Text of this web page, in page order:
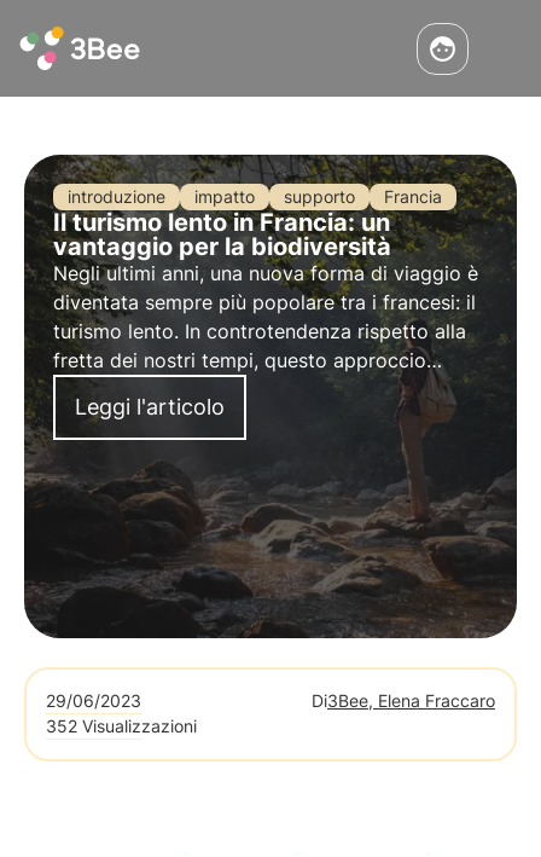
introduzione impatto supporto Francia
Il turismo lento in Francia: un
vantaggio per la biodiversità
Negli ultimi anni, una nuova forma di viaggio è
diventata sempre più popolare tra i francesi: il
turismo lento. In controtendenza rispetto alla
fretta dei nostri tempi, questo approccio
privilegia la qualità rispetto alla quantità,
l'autenticità rispetto alla standardizzazione e il
rispetto dell'ambiente rispetto al consumismo
sfrenato.
Leggi l'articolo
29/06/2023 Di3Bee, Elena Fraccaro
352 Visualizzazioni